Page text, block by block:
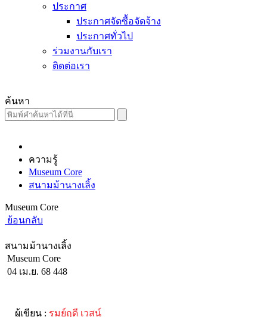
ประกาศ
ประกาศจัดซื้อจัดจ้าง
ประกาศทั่วไป
ร่วมงานกับเรา
ติดต่อเรา
ค้นหา
ความรู้
Museum Core
สนามม้านางเลิ้ง
Museum Core
ย้อนกลับ
สนามม้านางเลิ้ง
Museum Core
04 เม.ย. 68 448
ผู้เขียน : รมย์ฤดี เวสน์